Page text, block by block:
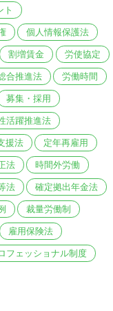
ト
個人情報保護法
割増賃金 労使協定
合推進法 労働時間
募集・採用
活躍推進法
援法 定年再雇用
法 時間外労働
法 確定拠出年金法
裁量労働制
雇用保険法
フェッショナル制度